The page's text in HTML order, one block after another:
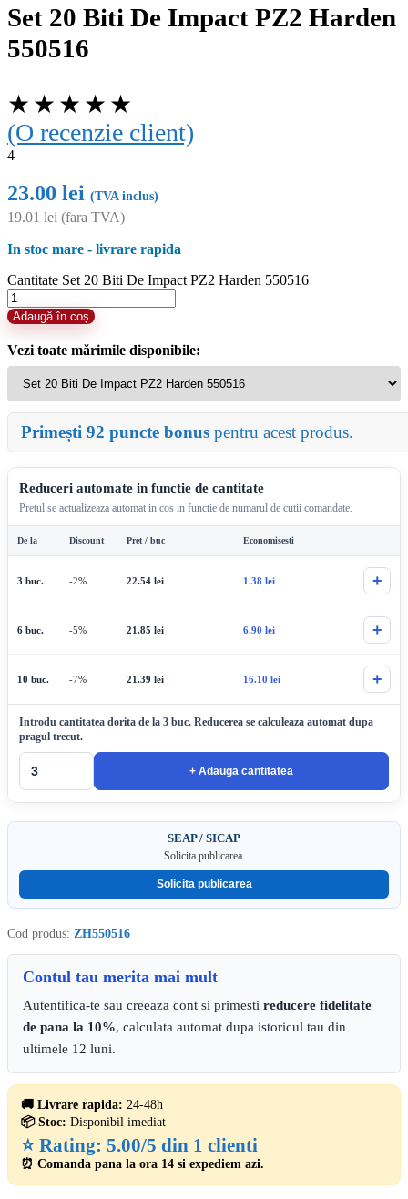
Set 20 Biti De Impact PZ2 Harden
550516
★ ★ ★ ★ ★
(O recenzie client)
4
23.00 lei (TVA inclus)
19.01 lei (fara TVA)
In stoc mare - livrare rapida
Cantitate Set 20 Biti De Impact PZ2 Harden 550516
Adaugă în coș
Vezi toate mărimile disponibile:
Primești 92 puncte bonus pentru acest produs.
Reduceri automate in functie de cantitate
Pretul se actualizeaza automat in cos in functie de numarul de cutii comandate.
De la Discount Pret / buc Economisesti
3 buc. -2% 22.54 lei 1.38 lei +
6 buc. -5% 21.85 lei 6.90 lei +
10 buc. -7% 21.39 lei 16.10 lei +
Introdu cantitatea dorita de la 3 buc. Reducerea se calculeaza automat dupa
pragul trecut.
+ Adauga cantitatea
SEAP / SICAP
Solicita publicarea.
Solicita publicarea
Cod produs: ZH550516
Contul tau merita mai mult
Autentifica-te sau creeaza cont si primesti reducere fidelitate
de pana la 10%, calculata automat dupa istoricul tau din
ultimele 12 luni.
🚚 Livrare rapida: 24-48h
📦 Stoc: Disponibil imediat
⭐ Rating: 5.00/5 din 1 clienti
⏰ Comanda pana la ora 14 si expediem azi.